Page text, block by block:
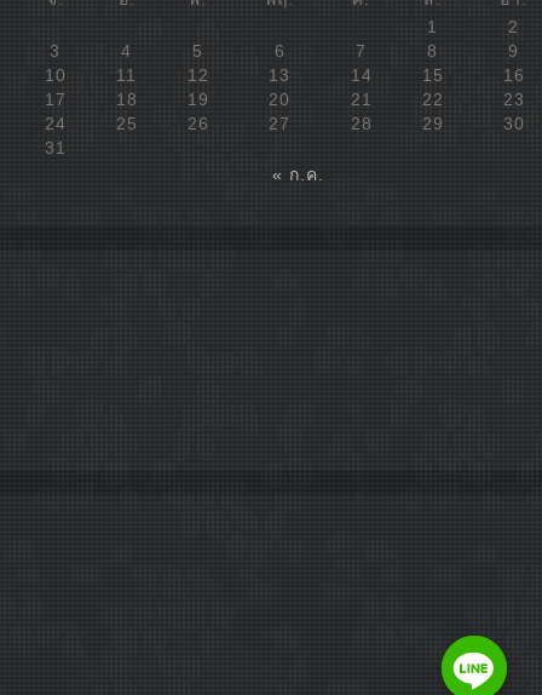
1
2
3
4 5 6 7 8
9
10
11 12 13 14 15
16
17
18 19 20 21 22
23
24
25 26 27 28 29
30
31
« ก.ค.